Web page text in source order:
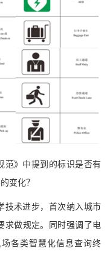
》中提到的标识是否有
变化？
术进步，首次纳入城市
求做规定。同时强调了电
各类智慧化信息查询终